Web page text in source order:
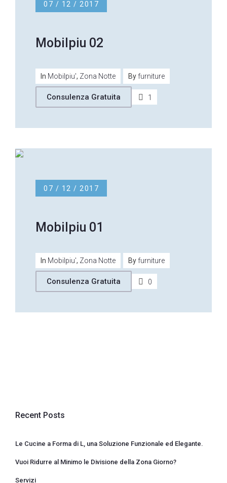
07 / 12 / 2017
Mobilpiu 02
In Mobilpiu', Zona Notte By furniture
Consulenza Gratuita 1
07 / 12 / 2017
Mobilpiu 01
In Mobilpiu', Zona Notte By furniture
Consulenza Gratuita 0
Recent Posts
Le Cucine a Forma di L, una Soluzione Funzionale ed Elegante.
Vuoi Ridurre al Minimo le Divisione della Zona Giorno?
Servizi